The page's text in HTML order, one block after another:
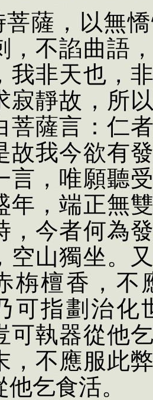
菩薩，以無
，不諂曲語
我非天也，
寂靜故，所
菩薩言：仁
故我今欲有
言，唯願聽
年，端正無
，今者何為
空山獨坐。
栴檀香，不
可指劃治化
可執器從他
，不應服此
乞食活。